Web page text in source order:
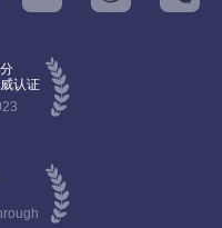
认证